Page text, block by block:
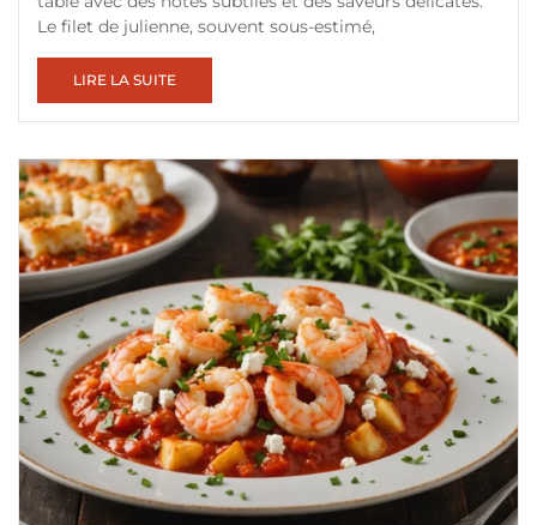
Le filet de julienne, souvent sous-estimé,
LIRE LA SUITE